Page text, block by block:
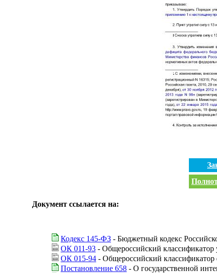
Документ ссылается на:
Кодекс 145-ФЗ - Бюджетный кодекс
ОК 011-93 - Общероссийский
ОК 015-94 - Общероссийский
Постановление 658 - О государственной